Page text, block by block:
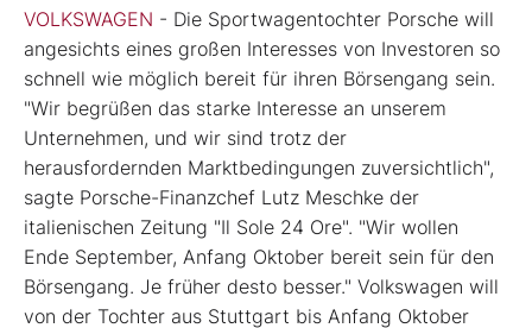
VOLKSWAGEN - Die Sportwagentochter Porsche will
angesichts eines großen Interesses von Investoren so
schnell wie möglich bereit für ihren Börsengang sein.
"Wir begrüßen das starke Interesse an unserem
Unternehmen, und wir sind trotz der
herausfordernden Marktbedingungen zuversichtlich",
sagte Porsche-Finanzchef Lutz Meschke der
italienischen Zeitung "Il Sole 24 Ore". "Wir wollen
Ende September, Anfang Oktober bereit sein für den
Börsengang. Je früher desto besser." Volkswagen will
von der Tochter aus Stuttgart bis Anfang Oktober